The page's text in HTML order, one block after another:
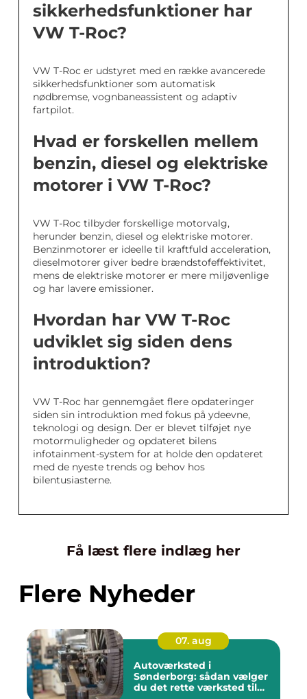
sikkerhedsfunktioner har
VW T-Roc?
VW T-Roc er udstyret med en række avancerede
sikkerhedsfunktioner som automatisk
nødbremse, vognbaneassistent og adaptiv
fartpilot.
Hvad er forskellen mellem
benzin, diesel og elektriske
motorer i VW T-Roc?
VW T-Roc tilbyder forskellige motorvalg,
herunder benzin, diesel og elektriske motorer.
Benzinmotorer er ideelle til kraftfuld acceleration,
dieselmotorer giver bedre brændstofeffektivitet,
mens de elektriske motorer er mere miljøvenlige
og har lavere emissioner.
Hvordan har VW T-Roc
udviklet sig siden dens
introduktion?
VW T-Roc har gennemgået flere opdateringer
siden sin introduktion med fokus på ydeevne,
teknologi og design. Der er blevet tilføjet nye
motormuligheder og opdateret bilens
infotainment-system for at holde den opdateret
med de nyeste trends og behov hos
bilentusiasterne.
Få læst flere indlæg her
Flere Nyheder
07. aug
Autoværksted i
Sønderborg: sådan vælger
du det rette værksted til